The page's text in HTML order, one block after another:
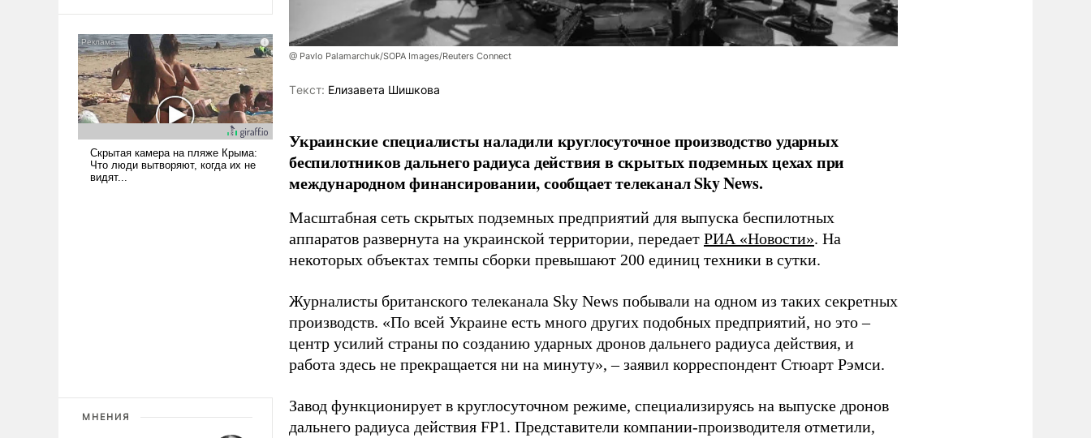
МНЕНИЯ
@ Pavlo Palamarchuk/SOPA Images/Reuters Connect
Tекст: Елизавета Шишкова
Украинские специалисты наладили круглосуточное производство ударных
беспилотников дальнего радиуса действия в скрытых подземных цехах при
международном финансировании, сообщает телеканал Sky News.
Масштабная сеть скрытых подземных предприятий для выпуска беспилотных
аппаратов развернута на украинской территории, передает РИА «Новости». На
некоторых объектах темпы сборки превышают 200 единиц техники в сутки.
Журналисты британского телеканала Sky News побывали на одном из таких секретных
производств. «По всей Украине есть много других подобных предприятий, но это –
центр усилий страны по созданию ударных дронов дальнего радиуса действия, и
работа здесь не прекращается ни на минуту», – заявил корреспондент Стюарт Рэмси.
Завод функционирует в круглосуточном режиме, специализируясь на выпуске дронов
дальнего радиуса действия FP1. Представители компании-производителя отметили,